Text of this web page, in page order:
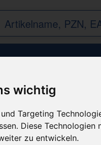
wichtig
Targeting
Diese
zu entwickeln.
empfehlen